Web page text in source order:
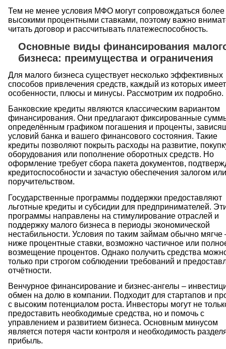
Тем не менее условия МФО могут сопровождаться более
высокими процентными ставками, поэтому важно
читать договор и рассчитывать платежеспособность.
Основные виды финансирования
бизнеса: преимущества и ограничения
Для малого бизнеса существует несколько эффективных
способов привлечения средств, каждый из которых
особенности, плюсы и минусы. Рассмотрим их подробно.
Банковские кредиты являются классическим вариантом
финансирования. Они предлагают фиксированные
определённым графиком погашения и проценты,
условий банка и вашего финансового состояния. Такие
кредиты позволяют покрыть расходы на развитие,
оборудования или пополнение оборотных средств. Но
оформление требует сбора пакета документов,
кредитоспособности и зачастую обеспечения залогом или
поручительством.
Государственные программы поддержки предоставляют
льготные кредиты и субсидии для предпринимателей.
программы направлены на стимулирование отраслей и
поддержку малого бизнеса в периоды экономической
нестабильности. Условия по таким займам обычно
ниже процентные ставки, возможно частичное или
возмещение процентов. Однако получить средства
только при строгом соблюдении требований и
отчётности.
Венчурное финансирование и бизнес-ангелы –
обмен на долю в компании. Подходит для стартапов и
с высоким потенциалом роста. Инвесторы могут не
предоставить необходимые средства, но и помочь с
управлением и развитием бизнеса. Основным минусом
является потеря части контроля и необходимость
прибыль.